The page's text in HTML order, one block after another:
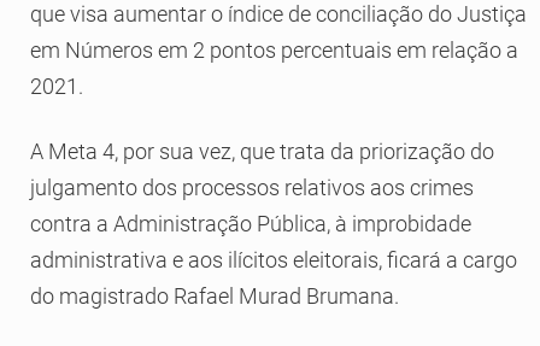
que visa aumentar o índice de conciliação do Justiça
em Números em 2 pontos percentuais em relação a
2021.
A Meta 4, por sua vez, que trata da priorização do
julgamento dos processos relativos aos crimes
contra a Administração Pública, à improbidade
administrativa e aos ilícitos eleitorais, ficará a cargo
do magistrado Rafael Murad Brumana.